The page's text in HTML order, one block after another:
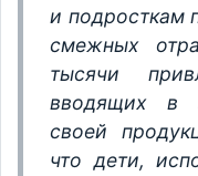
и подросткам
смежных
тысячи
вводящих в
своей
что дети,